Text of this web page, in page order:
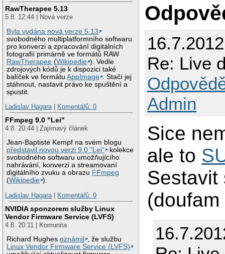
RawTherapee 5.13
5.8. 12:44 | Nová verze
Byla vydána nová verze 5.13
svobodného multiplatformního softwaru
pro konverzi a zpracování digitálních
fotografií primárně ve formátů RAW
RawTherapee (Wikipedie ). Vedle
zdrojových kódů je k dispozici také
balíček ve formátuAppImage
. Stačí jej
stáhnout, nastavit právo ke spuštění a
spustit.
Ladislav Hagara| Komentářů: 0
FFmpeg 9.0 "Lei"
4.8. 20:44 | Zajímavý článek
Jean-Baptiste Kempf na svém blogu
představil novou verzi 9.0 "Lei"
kolekce
svobodného softwaru umožňujícího
nahrávání, konverzi a streamovaní
digitálního zvuku a obrazu FFmpeg
(Wikipedie ).
Ladislav Hagara| Komentářů: 0
NVIDIA sponzorem služby Linux
Vendor Firmware Service (LVFS)
4.8. 20:11 | Komunita
Richard Hughesoznámil
, že službu
Linux Vendor Firmware Service (LVFS)
Re: Live
Admin
Sice
ale to
Sestavit